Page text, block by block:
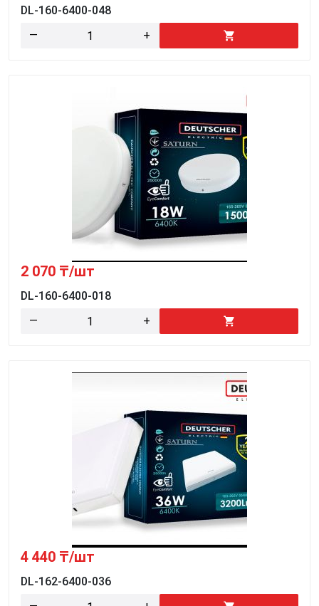
DL-160-6400-048
—
+
2 070 ₸/шт
DL-160-6400-018
—
+
4 440 ₸/шт
DL-162-6400-036